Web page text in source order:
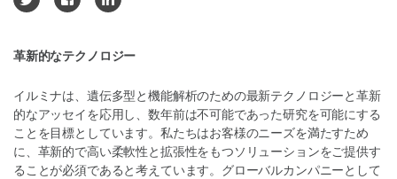
革新的なテクノロジー
イルミナは、遺伝多型と機能解析のための最新テクノロジーと革新
的なアッセイを応用し、数年前は不可能であった研究を可能にする
ことを目標としています。私たちはお客様のニーズを満たすため
に、革新的で高い柔軟性と拡張性をもつソリューションをご提供す
ることが必須であると考えています。グローバルカンパニーとして